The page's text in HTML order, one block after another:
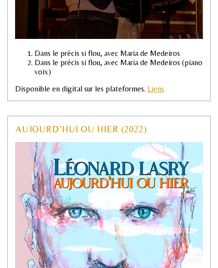
Dans le précis si flou, avec Maria de Medeiros
Dans le précis si flou, avec Maria de Medeiros (piano
voix)
Disponible en digital sur les plateformes. Liens
AUJOURD’HUI OU HIER (2022)